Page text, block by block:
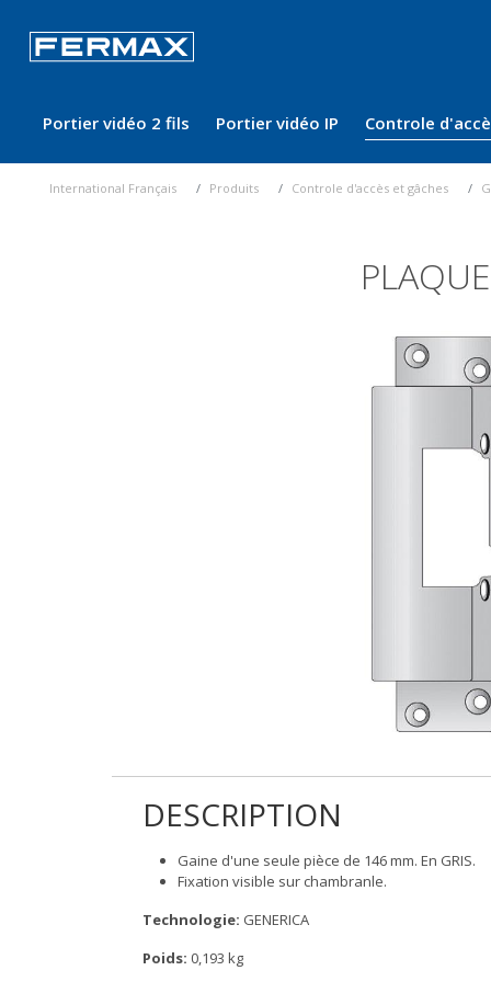
Portier vidéo 2 fils Portier vidéo IP Controle
International Français Produits Controle d'accès et gâches
DESCRIPTION
Gaine d'une seule pièce de 146 mm. En GRIS.
Fixation visible sur chambranle.
Technologie: GENERICA
Poids: 0,193 kg